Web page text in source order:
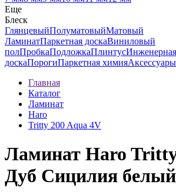
Еще
Блеск
ГлянцевыйПолуматовыйМатовый
ЛаминатПаркетная доскаВиниловый
полПробкаПодложкаПлинтус
доскаПорогиПаркетная химияАксессуары
Главная
Каталог
Ламинат
Haro
Tritty 200 Aqua 4V
Ламинат Haro
Дуб Сицилия белый